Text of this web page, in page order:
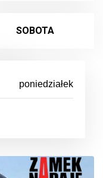
SOBOTA
poniedziałek